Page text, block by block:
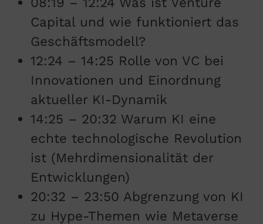
Capital und wie funktioniert das
Geschäftsmodell?
12:24 – 14:25 Rolle von VC bei
Innovationen und Einordnung
aktueller KI-Dynamik
14:25 – 20:32 Warum KI eine
echte technologische Revolution
ist (Mehrdimensionalität der
Entwicklungen)
20:32 – 23:50 Abgrenzung von KI
zu Hype-Themen wie Metaverse